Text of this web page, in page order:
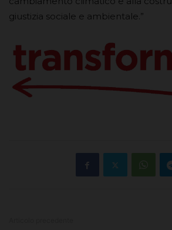
giustizia sociale e ambientale.”